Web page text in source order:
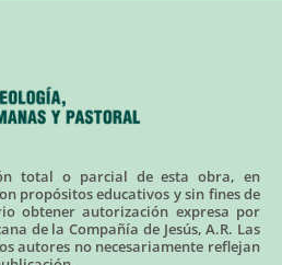
total o parcial de esta obra, en
propósitos educativos y sin fines de
obtener autorización expresa por
de la Compañía de Jesús, A.R. Las
autores no necesariamente reflejan